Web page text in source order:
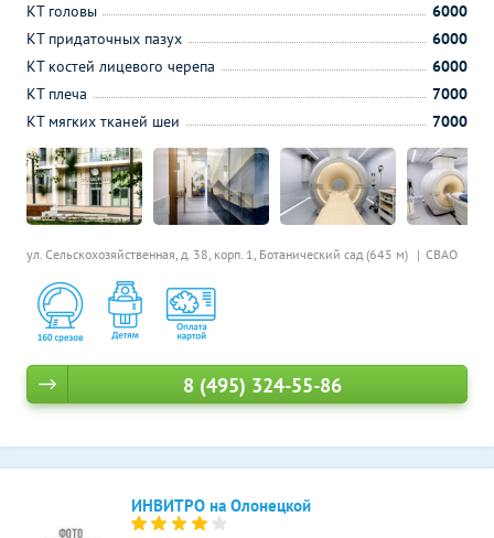
ул. Сельскохозяйственная, д. 38, корп. 1, Ботанический сад (645 м) СВАО
КТ головы
6000
КТ придаточных пазух
6000
КТ костей лицевого черепа
6000
КТ плеча
7000
КТ мягких тканей шеи
7000
8 (495) 324-55-86
ИНВИТРО на Олонецкой